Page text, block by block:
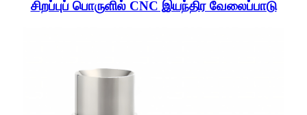
சிறப்புப் பொருளில் CNC இயந்திர வேலைப்பாடு